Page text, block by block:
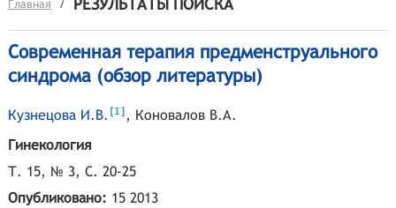
Главная /
Современная терапия предменструального
синдрома (обзор литературы)
Кузнецова И.В. [1] , Коновалов В.А.
Гинекология
Т. 15, № 3, С. 20-25
Опубликовано: 15 2013